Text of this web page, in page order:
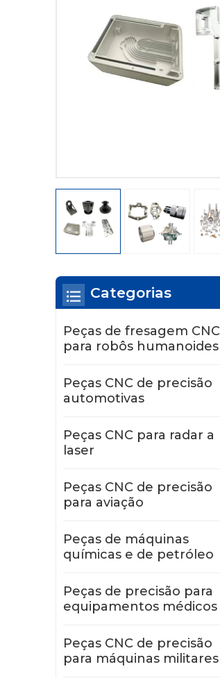
Categorias
Peças de fresagem CNC
para robôs humanoides
Peças CNC de precisão
automotivas
Peças CNC para radar a
laser
Peças CNC de precisão
para aviação
Peças de máquinas
químicas e de petróleo
Peças de precisão para
equipamentos médicos
Peças CNC de precisão
para máquinas militares